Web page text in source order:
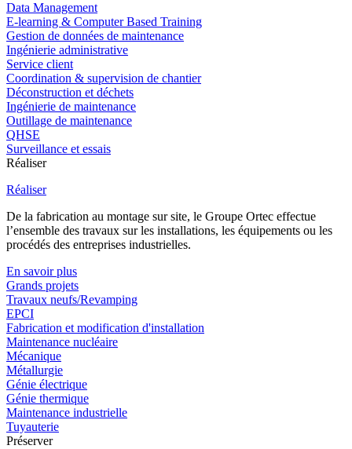
Data Management
E-learning & Computer Based Training
Gestion de données de maintenance
Ingénierie administrative
Service client
Coordination & supervision de chantier
Déconstruction et déchets
Ingénierie de maintenance
Outillage de maintenance
QHSE
Surveillance et essais
Réaliser
Réaliser
De la fabrication au montage sur site, le Groupe Ortec effectue
l’ensemble des travaux sur les installations, les équipements ou les
procédés des entreprises industrielles.
En savoir plus
Grands projets
Travaux neufs/Revamping
EPCI
Fabrication et modification d'installation
Maintenance nucléaire
Mécanique
Métallurgie
Génie électrique
Génie thermique
Maintenance industrielle
Tuyauterie
Préserver